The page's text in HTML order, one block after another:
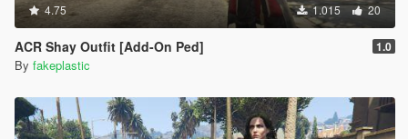
4.75 1.015 20
ACR Shay Outfit [Add-On Ped] 1.0
By fakeplastic